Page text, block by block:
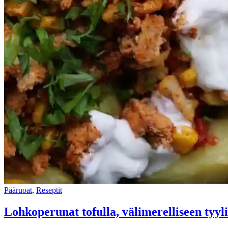
Pääruoat, Reseptit
Lohkoperunat tofulla, välimerelliseen